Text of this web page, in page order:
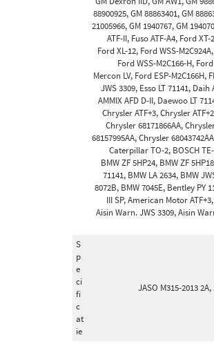
88900925, GM 88863401, GM
21005966, GM 1940767, GM
ATF-II, Fuso ATF-A4, Ford
Ford XL-12, Ford WSS-
Ford WSS-M2C166-H,
Mercon LV, Ford ESP-M2C166H,
JWS 3309, Esso LT 71141, Daih
AMMIX AFD D-II, Daewoo LT
Chrysler ATF+3, Chrysler
Chrysler 68171866AA,
68157995AA, Chrysler
Caterpillar TO-2, BOSCH
BMW ZF 5HP24, BMW ZF
71141, BMW LA 2634, BMW
8072B, BMW 7045E, Bentley PY
III SP, American Motor
Aisin Warn. JWS 3309, Aisin
S
p
e
ci
fi
c
at
ie
JASO M315-2013